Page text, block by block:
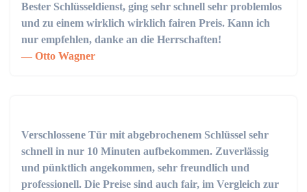
Bester Schlüsseldienst, ging sehr schnell sehr problemlos
und zu einem wirklich wirklich fairen Preis. Kann ich
nur empfehlen, danke an die Herrschaften!
Otto Wagner
Verschlossene Tür mit abgebrochenem Schlüssel sehr
schnell in nur 10 Minuten aufbekommen. Zuverlässig
und pünktlich angekommen, sehr freundlich und
professionell. Die Preise sind auch fair, im Vergleich zur